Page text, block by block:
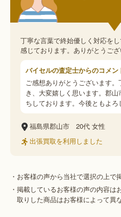
丁寧な言葉で終始優しく対応を
感じております。ありがとうござ
バイセルの査定士からのコメン
ご感想ありがとうございます
き、大変嬉しく思います。郡
ちしております。今後ともよろ
福島県郡山市 20代 女性
出張買取を利用しました
・お客様の声から当社で選択の上で
・掲載しているお客様の声の内容
取りした商品はお客様によって異